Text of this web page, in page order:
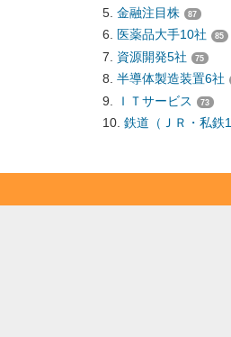
金融注目株 87
医薬品大手10社 85
資源開発5社 75
半導体製造装置6社
ＩＴサービス 73
鉄道（ＪＲ・私鉄